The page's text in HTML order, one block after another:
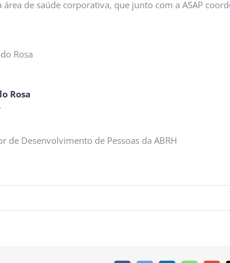
de saúde corporativa, que junto com a ASAP
Rosa
Desenvolvimento de Pessoas da ABRH